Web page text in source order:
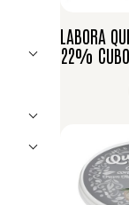
LABORA
22%